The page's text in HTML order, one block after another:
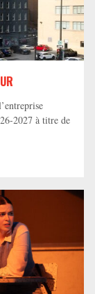
2027 à titre de